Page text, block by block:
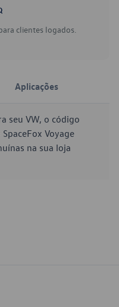
clientes logados.
Aplicações
seu VW, o código
Voyage
na sua loja